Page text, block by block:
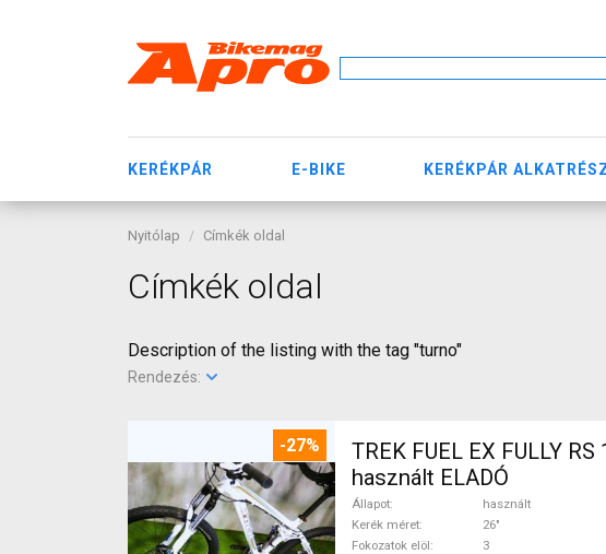
KERÉKPÁR E-BIKE KERÉKPÁR
Nyitólap Címkék oldal
Címkék oldal
Description of the listing with the tag "turno"
Rendezés:
-27%
TREK FUEL EX FULLY
használt ELADÓ
Állapot
használt
Kerék méret
26"
Fokozatok elöl
3